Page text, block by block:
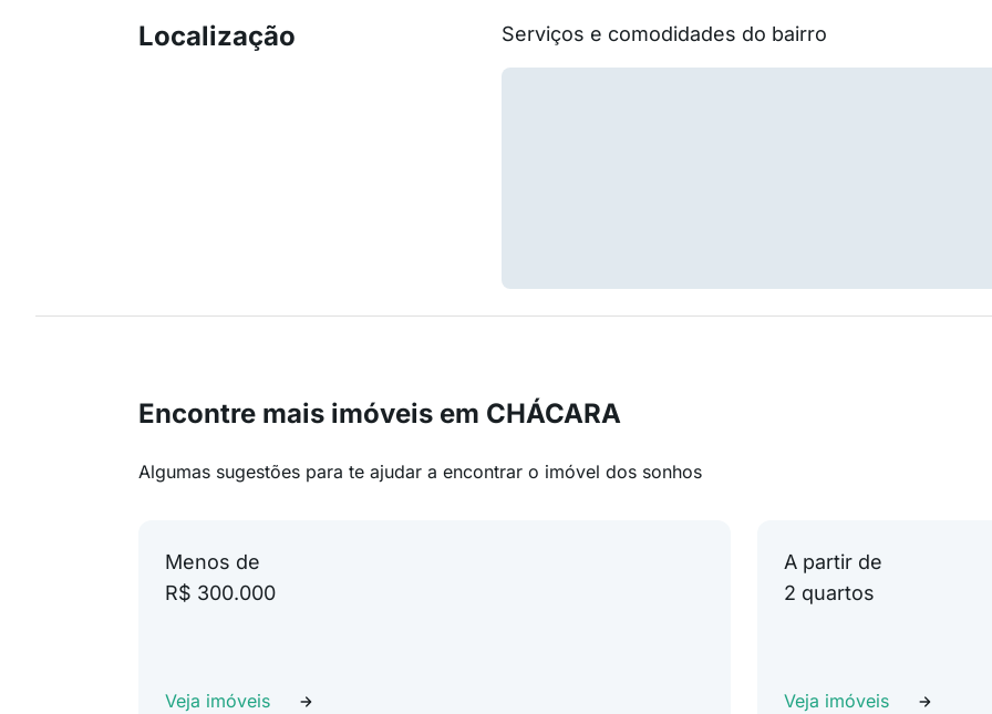
Localização Serviços e comodidades do bairro
Encontre mais imóveis em CHÁCARA
Algumas sugestões para te ajudar a encontrar o imóvel dos sonhos
Menos de
R$ 300.000
Veja imóveis
A partir de
2 quartos
Veja imóveis